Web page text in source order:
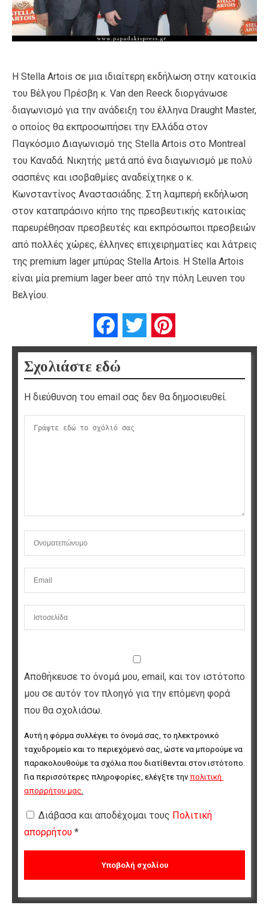
Η Stella Artois σε μια ιδιαίτερη εκδήλωση στην κατοικία
του Βέλγου Πρέσβη κ. Van den Reeck διοργάνωσε
διαγωνισμό για την ανάδειξη του έλληνα Draught Master,
o οποίος θα εκπροσωπήσει την Ελλάδα στον
Παγκόσμιο Διαγωνισμό της Stella Artois στο Montreal
του Καναδά. Νικητής μετά από ένα διαγωνισμό με πολύ
σασπένς και ισοβαθμίες αναδείχτηκε ο κ.
Κωνσταντίνος Αναστασιάδης. Στη λαμπερή εκδήλωση
στον καταπράσινο κήπο της πρεσβευτικής κατοικίας
παρευρέθησαν πρεσβευτές και εκπρόσωποι πρεσβειών
από πολλές χώρες, έλληνες επιχειρηματίες και λάτρεις
της premium lager μπύρας Stella Artois. H Stella Artois
είναι μία premium lager beer από την πόλη Leuven του
Βελγίου.
FacebookTwitter
Σχολιάστε εδώ
Η διεύθυνση του email σας δεν θα δημοσιευθεί.
Αποθήκευσε το όνομά μου, email, και τον ιστότοπο
μου σε αυτόν τον πλοηγό για την επόμενη φορά
που θα σχολιάσω.
Αυτή η φόρμα συλλέγει το όνομά σας, το ηλεκτρονικό
ταχυδρομείο και το περιεχόμενό σας, ώστε να μπορούμε να
παρακολουθούμε τα σχόλια που διατίθενται στον ιστότοπο.
Για περισσότερες πληροφορίες, ελέγξτε την πολιτική
απορρήτου μας.
Διάβασα και αποδέχομαι τους Πολιτική
απορρήτου *